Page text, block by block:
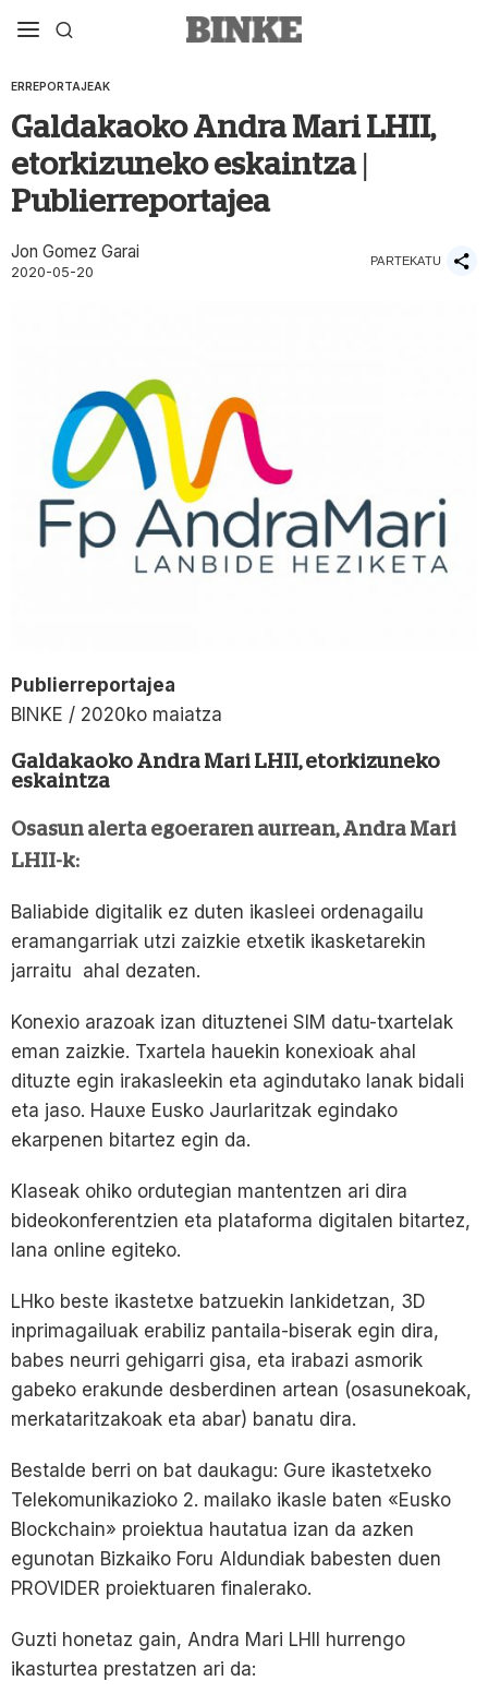
ERREPORTAJEAK
Galdakaoko Andra Mari LHII,
etorkizuneko eskaintza |
Publierreportajea
Jon Gomez Garai
2020-05-20
PARTEKATU
Publierreportajea
BINKE / 2020ko maiatza
Galdakaoko Andra Mari LHII, etorkizuneko
eskaintza
Osasun alerta egoeraren aurrean, Andra Mari
LHII-k:
Baliabide digitalik ez duten ikasleei ordenagailu
eramangarriak utzi zaizkie etxetik ikasketarekin
jarraitu ahal dezaten.
Konexio arazoak izan dituztenei SIM datu-txartelak
eman zaizkie. Txartela hauekin konexioak ahal
dituzte egin irakasleekin eta agindutako lanak bidali
eta jaso. Hauxe Eusko Jaurlaritzak egindako
ekarpenen bitartez egin da.
Klaseak ohiko ordutegian mantentzen ari dira
bideokonferentzien eta plataforma digitalen bitartez,
lana online egiteko.
LHko beste ikastetxe batzuekin lankidetzan, 3D
inprimagailuak erabiliz pantaila-biserak egin dira,
babes neurri gehigarri gisa, eta irabazi asmorik
gabeko erakunde desberdinen artean (osasunekoak,
merkataritzakoak eta abar) banatu dira.
Bestalde berri on bat daukagu: Gure ikastetxeko
Telekomunikazioko 2. mailako ikasle baten «Eusko
Blockchain» proiektua hautatua izan da azken
egunotan Bizkaiko Foru Aldundiak babesten duen
PROVIDER proiektuaren finalerako.
Guzti honetaz gain, Andra Mari LHII hurrengo
ikasturtea prestatzen ari da: